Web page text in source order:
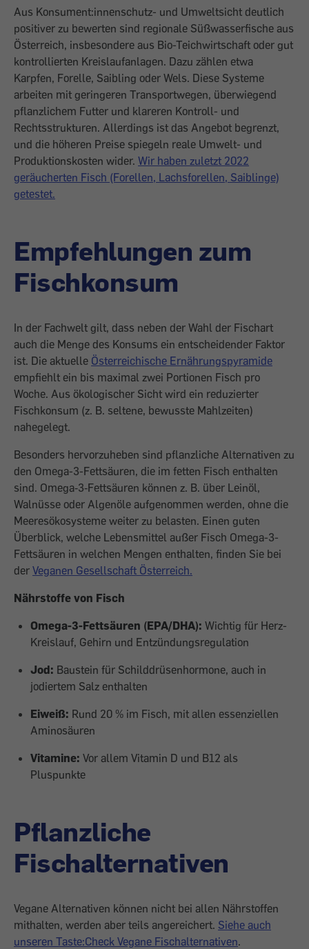
Aus Konsument:innenschutz- und Umweltsicht deutlich
positiver zu bewerten sind regionale Süßwasserfische aus
Österreich, insbesondere aus Bio-Teichwirtschaft oder gut
kontrollierten Kreislaufanlagen. Dazu zählen etwa
Karpfen, Forelle, Saibling oder Wels. Diese Systeme
arbeiten mit geringeren Transportwegen, überwiegend
pflanzlichem Futter und klareren Kontroll- und
Rechtsstrukturen. Allerdings ist das Angebot begrenzt,
und die höheren Preise spiegeln reale Umwelt- und
Produktionskosten wider. Wir haben zuletzt 2022
geräucherten Fisch (Forellen, Lachsforellen, Saiblinge)
getestet.
Empfehlungen zum
Fischkonsum
In der Fachwelt gilt, dass neben der Wahl der Fischart
auch die Menge des Konsums ein entscheidender Faktor
ist. Die aktuelle Österreichische Ernährungspyramide
empfiehlt ein bis maximal zwei Portionen Fisch pro
Woche. Aus ökologischer Sicht wird ein reduzierter
Fischkonsum (z. B. seltene, bewusste Mahlzeiten)
nahegelegt.
Besonders hervorzuheben sind pflanzliche Alternativen zu
den Omega-3-Fettsäuren, die im fetten Fisch enthalten
sind. Omega‑3‑Fettsäuren können z. B. über Leinöl,
Walnüsse oder Algenöle aufgenommen werden, ohne die
Meeresökosysteme weiter zu belasten. Einen guten
Überblick, welche Lebensmittel außer Fisch Omega-3-
Fettsäuren in welchen Mengen enthalten, finden Sie bei
der Veganen Gesellschaft Österreich.
Nährstoffe von Fisch
Omega-3-Fettsäuren (EPA/DHA): Wichtig für Herz-
Kreislauf, Gehirn und Entzündungsregulation
Jod: Baustein für Schilddrüsenhormone, auch in
jodiertem Salz enthalten
Eiweiß: Rund 20 % im Fisch, mit allen essenziellen
Aminosäuren
Vitamine: Vor allem Vitamin D und B12 als
Pluspunkte
Pflanzliche
Fischalternativen
Vegane Alternativen können nicht bei allen Nährstoffen
mithalten, werden aber teils angereichert. Siehe auch
unseren Taste:Check Vegane Fischalternativen.